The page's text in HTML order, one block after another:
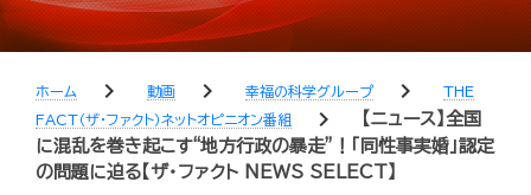
ホーム chevron_right 動画 chevron_right 幸福の科学グループ chevron_right
THE
FACT（ザ・ファクト）ネットオピニオン番組
chevron_right
【ニュース】全国
に混乱を巻き起こす“地方行政の暴走”！「同性事実婚」認定
の問題に迫る【ザ・ファクト NEWS SELECT】